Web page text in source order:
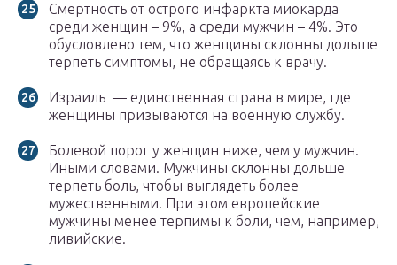
Смертность от острого инфаркта миокарда
среди женщин – 9%, а среди мужчин – 4%. Это
обусловлено тем, что женщины склонны дольше
терпеть симптомы, не обращаясь к врачу.
Израиль — единственная страна в мире, где
женщины призываются на военную службу.
Болевой порог у женщин ниже, чем у мужчин.
Иными словами. Мужчины склонны дольше
терпеть боль, чтобы выглядеть более
мужественными. При этом европейские
мужчины менее терпимы к боли, чем, например,
ливийские.